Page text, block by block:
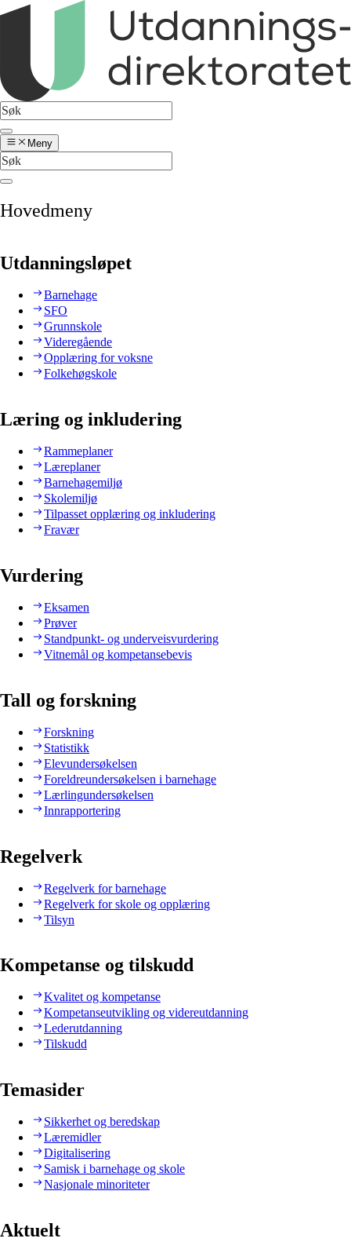
Meny
Hovedmeny
Utdanningsløpet
Barnehage
SFO
Grunnskole
Videregående
Opplæring for voksne
Folkehøgskole
Læring og inkludering
Rammeplaner
Læreplaner
Barnehagemiljø
Skolemiljø
Tilpasset opplæring og inkludering
Fravær
Vurdering
Eksamen
Prøver
Standpunkt- og underveisvurdering
Vitnemål og kompetansebevis
Tall og forskning
Forskning
Statistikk
Elevundersøkelsen
Foreldreundersøkelsen i barnehage
Lærlingundersøkelsen
Innrapportering
Regelverk
Regelverk for barnehage
Regelverk for skole og opplæring
Tilsyn
Kompetanse og tilskudd
Kvalitet og kompetanse
Kompetanseutvikling og videreutdanning
Lederutdanning
Tilskudd
Temasider
Sikkerhet og beredskap
Læremidler
Digitalisering
Samisk i barnehage og skole
Nasjonale minoriteter
Aktuelt